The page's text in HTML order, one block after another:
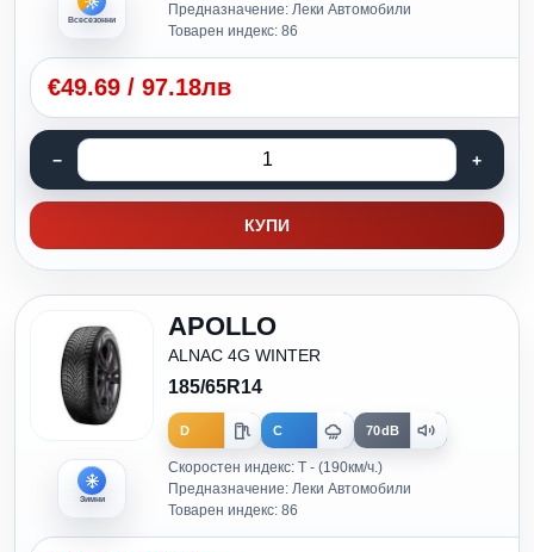
Всесезонни
Предназначение: Леки Автомобили
Товарен индекс: 86
€49.69 / 97.18лв
КУПИ
Зимни
APOLLO
ALNAC 4G WINTER
185/65R14
D C 70dB
Скоростен индекс: T - (190км/ч.)
Предназначение: Леки Автомобили
Товарен индекс: 86